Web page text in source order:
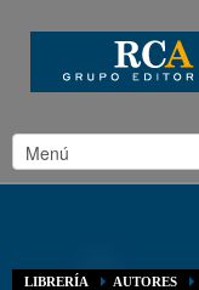
LIBRERÍA AUTORES